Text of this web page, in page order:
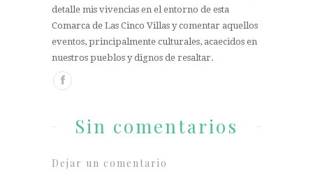
detalle mis vivencias en el entorno de esta
Comarca de Las Cinco Villas y comentar aquellos
eventos, principalmente culturales, acaecidos en
nuestros pueblos y dignos de resaltar.
Sin comentarios
Dejar un comentario